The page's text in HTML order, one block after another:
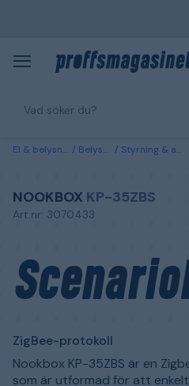
El & belysning Belysning Styrning & anslutning
NOOKBOX KP-35ZBS
Art.nr: 3070433
ZigBee-protokoll
Nookbox KP-35ZBS är en
som är utformad för att